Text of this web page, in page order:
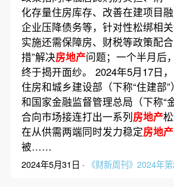
化存量住房库存、改善在建项目
企业压降债务等，针对性松绑相
实施还需保障房、财税等政策配
措”解决房地产问题；一个半月后
终于揭开面纱。 2024年5月17日，
住房和城乡建设部（下称“住建部
和国家金融监督管理总局（下称“
合向市场接连打出一系列房地产
在从供需两端同时发力稳定房地产
被……
2024年5月31日 · 《财新周刊》2024年